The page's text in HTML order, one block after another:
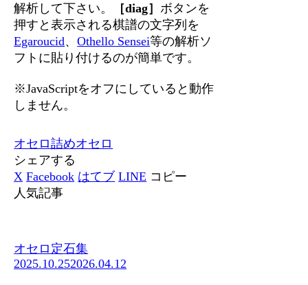
解析して下さい。
［diag］ ボタンを
押すと表示される棋譜の文字列を
Egaroucid、Othello Sensei等の解析ソ
フトに貼り付けるのが簡単です。
※JavaScriptをオフにしていると動作
しません。
オセロ詰めオセロ
シェアする
X Facebook はてブ LINE コピー
人気記事
オセロ定石集
2025.10.252026.04.12